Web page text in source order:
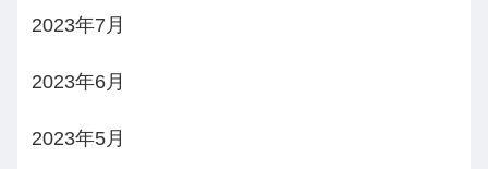
2023年7月
2023年6月
2023年5月